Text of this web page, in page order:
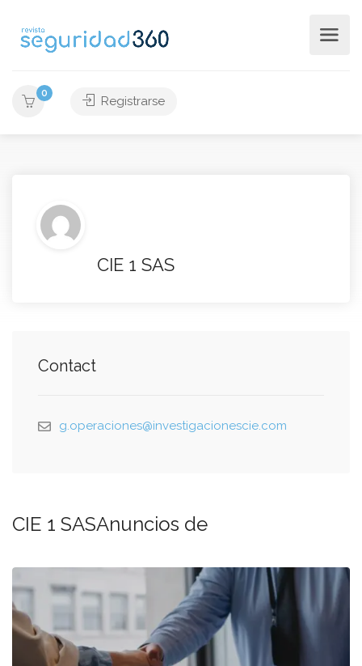
0
Registrarse
CIE 1 SAS
Contact
g.operaciones@investigacionescie.com
CIE 1 SASAnuncios de